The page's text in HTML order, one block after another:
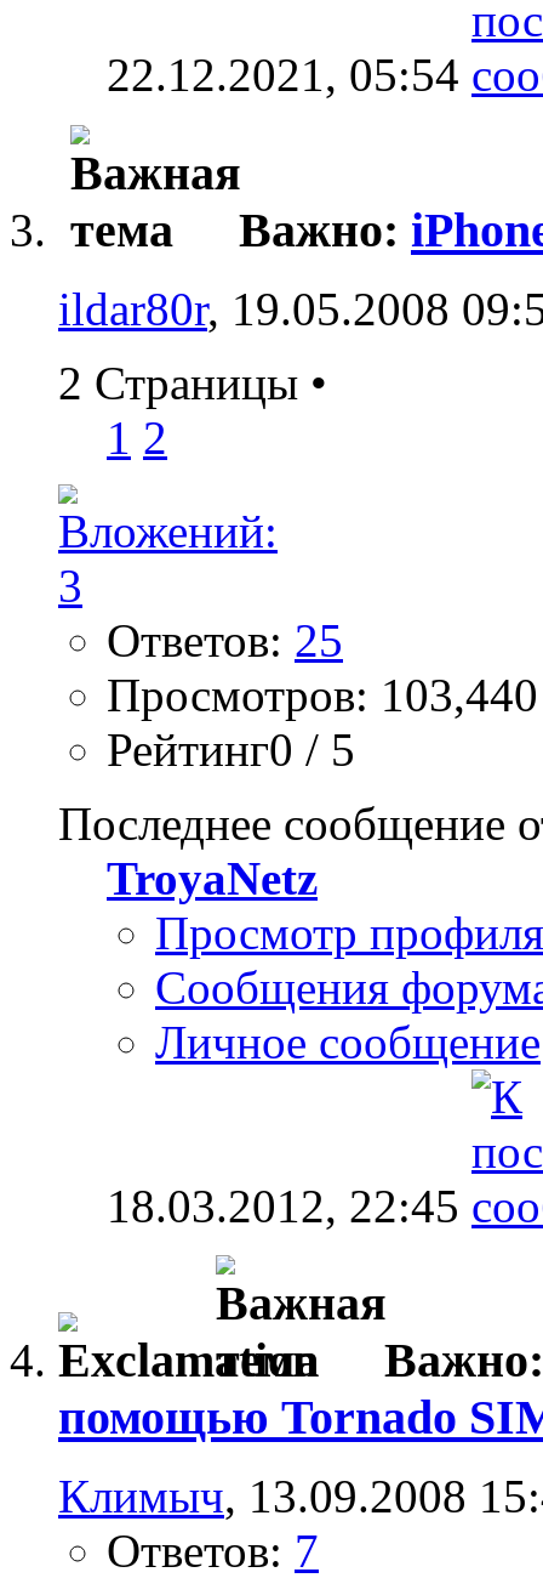
22.12.2021, 05:54
Важно:
ildar80r, 19.05.2008
2 Страницы •
1 2
Ответов: 25
Просмотров: 103,440
Рейтинг0 / 5
Последнее сообщение
TroyaNetz
Просмотр профиля
Сообщения
Личное сообщение
18.03.2012, 22:45
помощью Tornado
Климыч, 13.09.2008
Ответов: 7